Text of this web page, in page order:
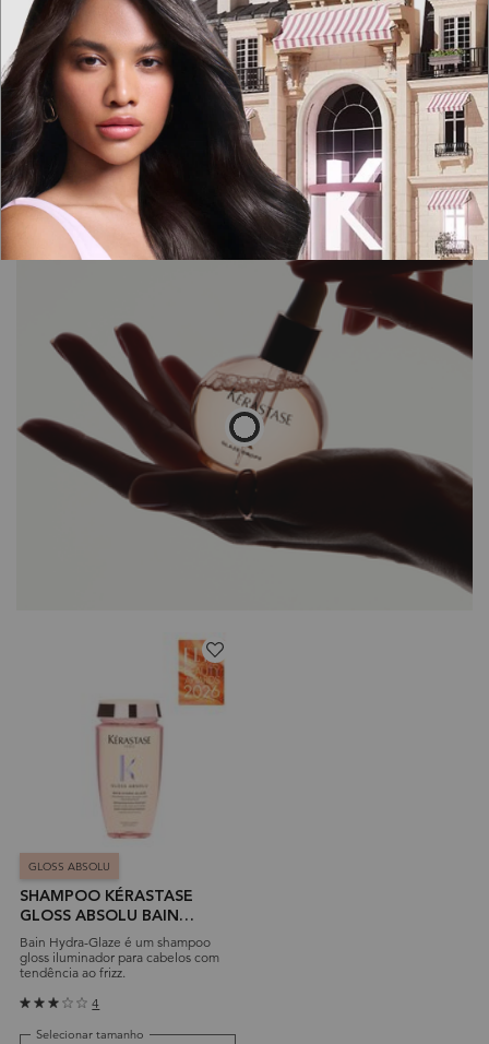
R$ 399,00
ou10 x deR$ 39,90sem juros
CARREGANDO ...
R$ 349,00
ou10x deR$ 34,90sem juros
CARREGANDO ...
GLOSS ABSOLU
SHAMPOO KÉRASTASE
GLOSS ABSOLU BAIN
HYDRA-GLAZE
Bain Hydra-Glaze é um shampoo
gloss iluminador para cabelos com
tendência ao frizz.
4
Selecionar tamanho